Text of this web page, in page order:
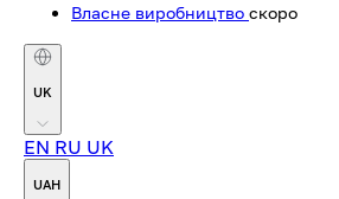
Власне виробництво скоро
UK
EN RU UK
UAH